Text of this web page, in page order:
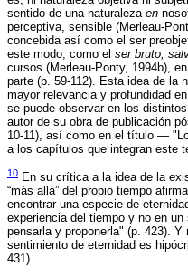
sentido de una naturaleza en
perceptiva, sensible (Merleau-
concebida así como el ser
este modo, como el ser bruto,
cursos (Merleau-Ponty, 1994b),
parte (p. 59-112). Esta idea de la
mayor relevancia y profundidad
se puede observar en los
autor de su obra de publicación
10-11), así como en el título —
a los capítulos que integran este
10 En su crítica a la idea de la
“más allá” del propio tiempo
encontrar una especie de
experiencia del tiempo y no en
pensarla y proponerla" (p. 423).
sentimiento de eternidad es
431).